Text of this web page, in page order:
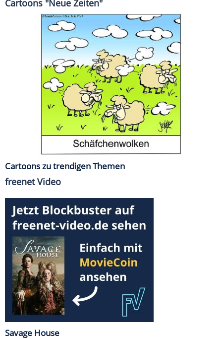
Cartoons "Neue Zeiten"
Cartoons zu trendigen Themen
freenet Video
Savage House